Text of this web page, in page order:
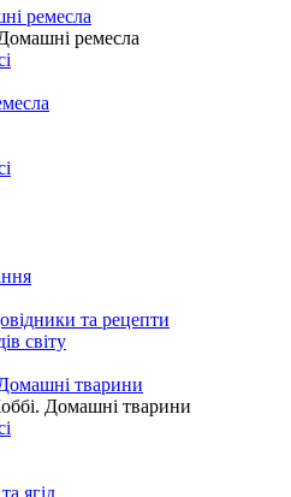
ремесла
ремесла
та рецепти
світу
тварини
Домашні тварини
ягід